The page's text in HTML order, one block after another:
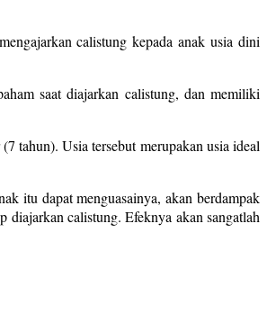
calistung kepada anak usia dini
saat diajarkan calistung, dan memiliki
tahun). Usia tersebut merupakan usia ideal
itu dapat menguasainya, akan berdampak
diajarkan calistung. Efeknya akan sangatlah